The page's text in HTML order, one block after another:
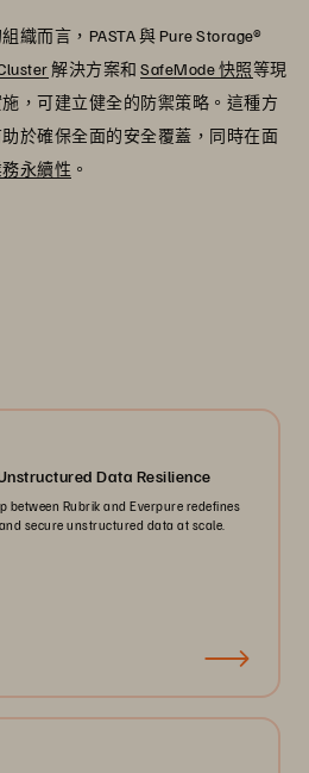
織而言，PASTA 與 Pure Storage®
解決方案和 SafeMode 快照等現
，可建立健全的防禦策略。這種方
於確保全面的安全覆蓋，同時在面
務永續性 。
Data Resilience
between Rubrik and Everpure redefines
secure unstructured data at scale.